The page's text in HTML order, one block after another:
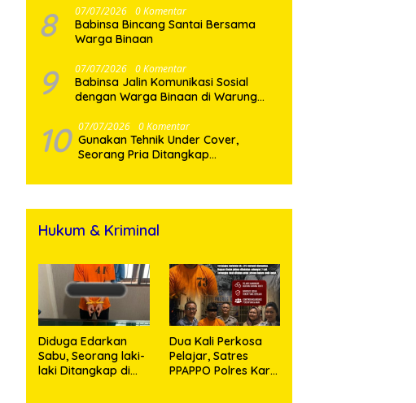
8 07/07/2026 0 Komentar
Babinsa Bincang Santai Bersama
Warga Binaan
9 07/07/2026 0 Komentar
Babinsa Jalin Komunikasi Sosial
dengan Warga Binaan di Warung
10 07/07/2026 0 Komentar
Gunakan Tehnik Under Cover,
Seorang Pria Ditangkap
Barang Buktinya ‎
Hukum & Kriminal
Diduga Edarkan
Sabu, Seorang laki-
laki Ditangkap di
Dua Kali Perkosa
Pelajar, Satres
PPAPPO Polres Karo